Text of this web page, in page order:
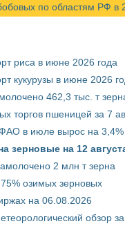
по областям РФ в
риса в июне 2026 года
кукурузы в июне 2026
462,3 тыс. т
торгов пшеницей за 7
в июле вырос на 3,4%
на 12
2 млн т зерна
озимых зерновых
на 06.08.2026
обзор